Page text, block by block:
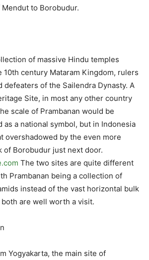
to Borobudur.
of massive Hindu temples
10th century Mataram Kingdom, rulers
defeaters of the Sailendra Dynasty. A
Site, in most any other country
scale of Prambanan would be
as a national symbol, but in Indonesia
overshadowed by the even more
Borobudur just next door.
The two sites are quite different
Prambanan being a collection of
instead of the vast horizontal bulk
are well worth a visit.
Yogyakarta, the main site of